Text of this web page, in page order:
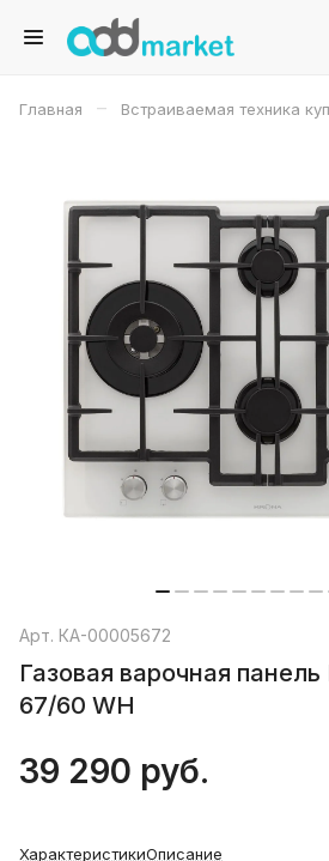
Главная – Встраиваемая техника
Арт. КА-00005672
Газовая варочная панель
67/60 WH
39 290 руб.
ХарактеристикиОписание